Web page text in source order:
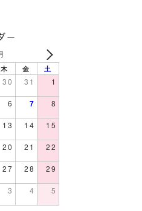
ー
木 金 土
30 31 1
6 7 8
13 14 15
20 21 22
27 28 29
3 4 5